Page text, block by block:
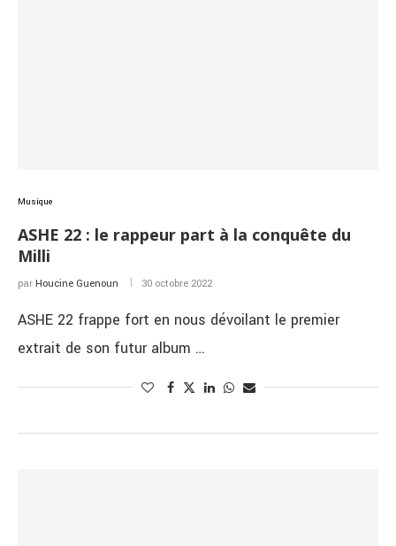
Musique
ASHE 22 : le rappeur part à la conquête du
Milli
par Houcine Guenoun 30 octobre 2022
ASHE 22 frappe fort en nous dévoilant le premier
extrait de son futur album …